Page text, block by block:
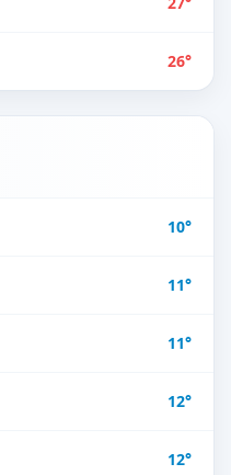
26°
10°
11°
11°
12°
12°